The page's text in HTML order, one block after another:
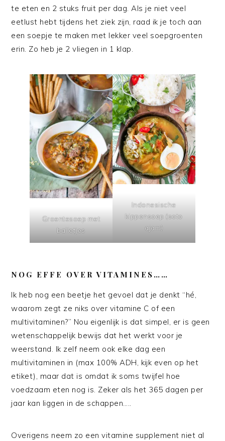
te eten en 2 stuks fruit per dag. Als je niet veel
eetlust hebt tijdens het ziek zijn, raad ik je toch aan
een soepje te maken met lekker veel soepgroenten
erin. Zo heb je 2 vliegen in 1 klap.
Groentesoep met
balletjes
Indonesische
kippensoep (soto
ajam)
NOG EFFE OVER VITAMINES……
Ik heb nog een beetje het gevoel dat je denkt “hé,
waarom zegt ze niks over vitamine C of een
multivitaminen?” Nou eigenlijk is dat simpel, er is geen
wetenschappelijk bewijs dat het werkt voor je
weerstand. Ik zelf neem ook elke dag een
multivitaminen in (max 100% ADH, kijk even op het
etiket), maar dat is omdat ik soms twijfel hoe
voedzaam eten nog is. Zeker als het 365 dagen per
jaar kan liggen in de schappen…..
Overigens neem zo een vitamine supplement niet al